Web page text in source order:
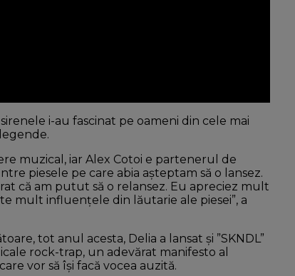
i-au fascinat pe oameni din cele mai
muzical, iar Alex Cotoi e partenerul de
piesele pe care abia așteptam să o lansez.
că am putut să o relansez. Eu apreciez mult
mult influențele din lăutarie ale piesei”, a
tot anul acesta, Delia a lansat și ”SKNDL”
rock-trap, un adevărat manifesto al
vor să își facă vocea auzită.